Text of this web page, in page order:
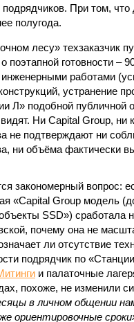
При том, что
полугода.
лесу» техзаказчик
поэтапной готовности –
работами
устранение
Л» подобной публичной
Ни Capital Group, ни
не подтверждают ни
ни объёма фактически
закономерный вопрос:
«Capital Group модель
SSD») сработала
почему она не
ли отсутствие
подрядчик по
и палаточные
похоже, не изменили
в личном общении
ориентировочные